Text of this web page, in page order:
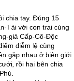
chia tay. Đúng 15
Tài với con trai cùng
giả Cấp-Cô-Độc
diễm lệ cùng
gặp nhau ở biên giới
rồi hai bên chia